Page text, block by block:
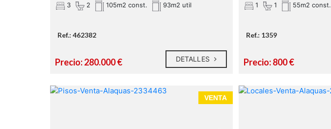
3 2 105m2 const. 93m2 util
Ref.: 462382
Precio: 280.000 € DETALLES
1 1 55m2 const.
Ref.: 1359
Precio: 800 €
VENTA